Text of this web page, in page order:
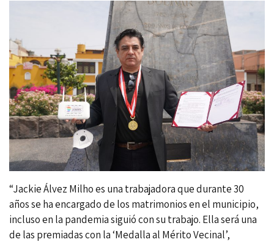
“Jackie Álvez Milho es una trabajadora que durante 30
años se ha encargado de los matrimonios en el municipio,
incluso en la pandemia siguió con su trabajo. Ella será una
de las premiadas con la ‘Medalla al Mérito Vecinal’,